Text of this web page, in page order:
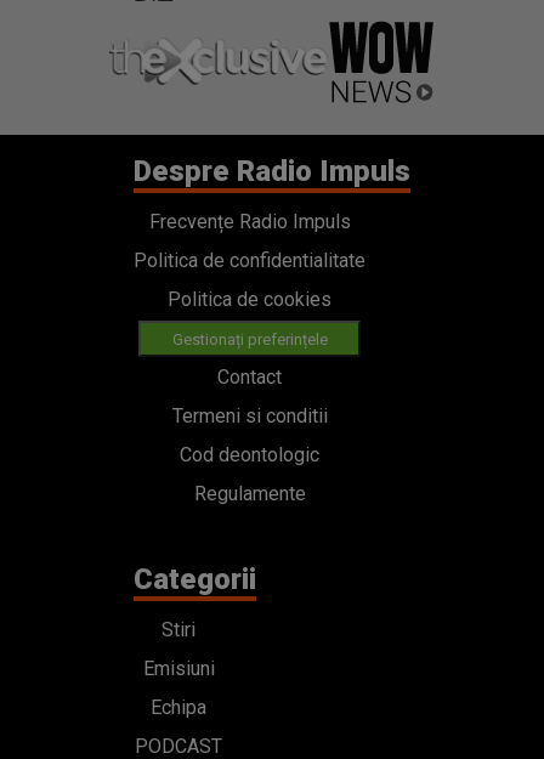
Despre Radio Impuls
Frecvențe Radio Impuls
Politica de confidentialitate
Politica de cookies
Gestionați preferințele
Contact
Termeni si conditii
Cod deontologic
Regulamente
Categorii
Stiri
Emisiuni
Echipa
PODCAST